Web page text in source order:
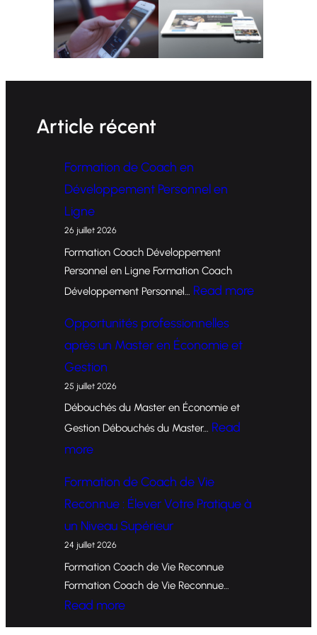
Article récent
Formation de Coach en
Développement Personnel en
Ligne
26 juillet 2026
Formation Coach Développement
Personnel en Ligne Formation Coach
Développement Personnel… Read more:
Opportunités professionnelles
après un Master en Économie et
Gestion
25 juillet 2026
Débouchés du Master en Économie et
Gestion Débouchés du Master… Read
more:
t
u
n
Formation de Coach de Vie
Reconnue : Élever Votre Pratique à
un Niveau Supérieur
24 juillet 2026
Formation Coach de Vie Reconnue
Formation Coach de Vie Reconnue…
Read more:
F